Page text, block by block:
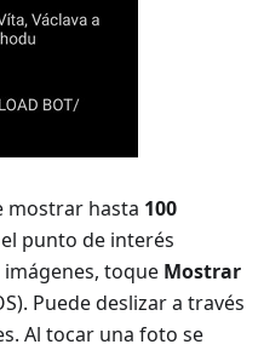
mostrar hasta 100
punto de interés
imágenes, toque Mostrar
Puede deslizar a través
Al tocar una foto se